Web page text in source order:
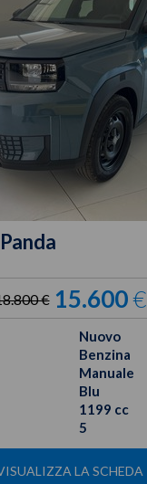
€ 15.600€
Nuovo
Benzina
Manuale
Blu
1199 cc
5
LA SCHEDA